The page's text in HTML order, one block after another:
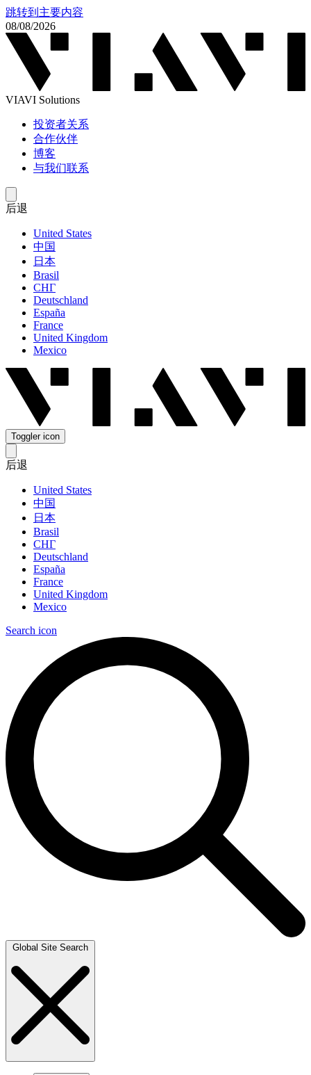
跳转到主要内容
08/08/2026
VIAVI Solutions
投资者关系
合作伙伴
博客
与我们联系
后退
United States
中国
日本
Brasil
СНГ
Deutschland
España
France
United Kingdom
Mexico
Toggler icon
后退
United States
中国
日本
Brasil
СНГ
Deutschland
España
France
United Kingdom
Mexico
Search icon
Global Site Search